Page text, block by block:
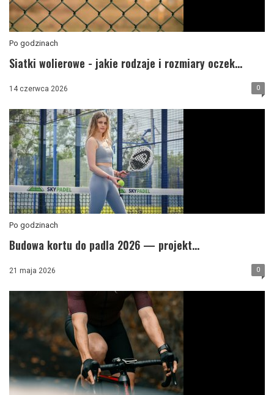
Po godzinach
Siatki wolierowe - jakie rodzaje i rozmiary oczek...
14 czerwca 2026 0
Po godzinach
Budowa kortu do padla 2026 — projekt...
21 maja 2026 0